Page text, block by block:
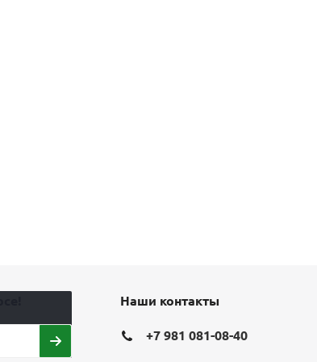
Наши контакты
+7 981 081-08-40